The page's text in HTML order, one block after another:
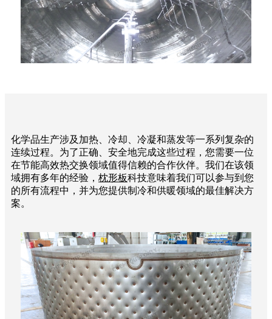
化学品生产涉及加热、冷却、冷凝和蒸发等一系列复杂的
连续过程。为了正确、安全地完成这些过程，您需要一位
在节能高效热交换领域值得信赖的合作伙伴。我们在该领
域拥有多年的经验， 枕形板科技意味着我们可以参与到您
的所有流程中，并为您提供制冷和供暖领域的最佳解决方
案。